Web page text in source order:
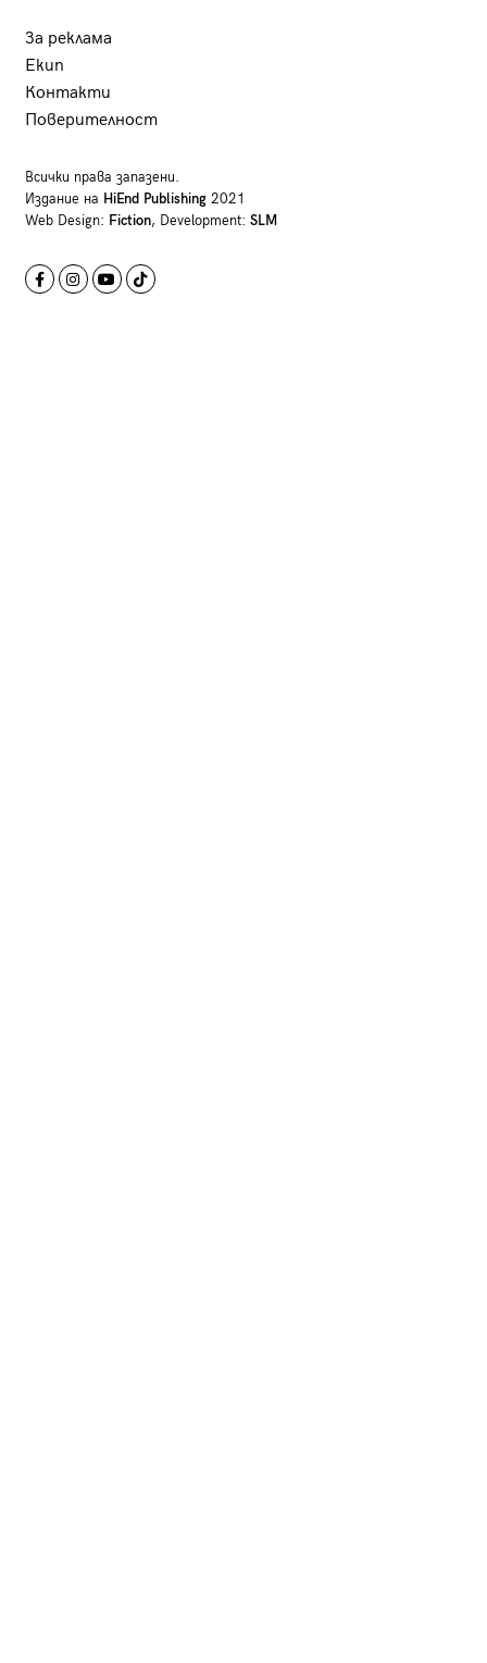
За реклама
Екип
Контакти
Поверителност
Всички права запазени.
Издание на HiEnd Publishing2021
Web Design: Fiction, Development: SLM